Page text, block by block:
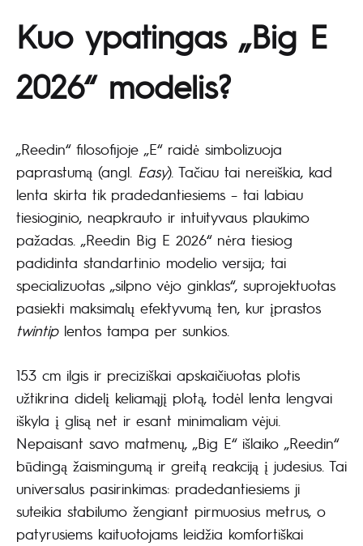
Kuo ypatingas „Big E
2026“ modelis?
„Reedin“ filosofijoje „E“ raidė simbolizuoja
paprastumą (angl. Easy). Tačiau tai nereiškia, kad
lenta skirta tik pradedantiesiems – tai labiau
tiesioginio, neapkrauto ir intuityvaus plaukimo
pažadas. „Reedin Big E 2026“ nėra tiesiog
padidinta standartinio modelio versija; tai
specializuotas „silpno vėjo ginklas“, suprojektuotas
pasiekti maksimalų efektyvumą ten, kur įprastos
twintiplentos tampa per sunkios.
153 cm ilgis ir preciziškai apskaičiuotas plotis
užtikrina didelį keliamąjį plotą, todėl lenta lengvai
iškyla į glisą net ir esant minimaliam vėjui.
Nepaisant savo matmenų, „Big E“ išlaiko „Reedin“
būdingą žaismingumą ir greitą reakciją į judesius. Tai
universalus pasirinkimas: pradedantiesiems ji
suteikia stabilumo žengiant pirmuosius metrus, o
patyrusiems kaituotojams leidžia komfortiškai